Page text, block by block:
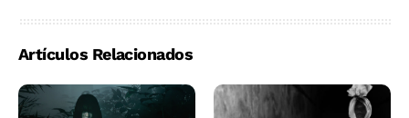
Artículos Relacionados